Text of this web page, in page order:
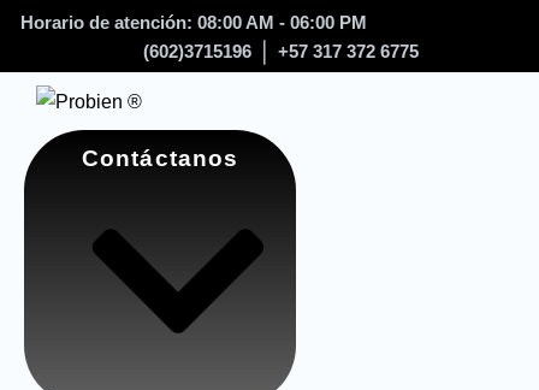
Horario de atención: 08:00 AM - 06:00 PM
(602)3715196
+57 317 372 6775
Contáctanos